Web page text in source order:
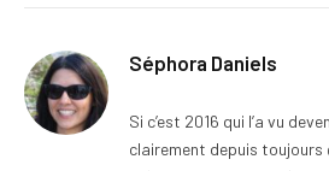
Séphora Daniels
Si c’est 2016 qui l’a vu
clairement depuis toujours